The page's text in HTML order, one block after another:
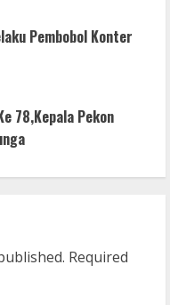
Pembobol Konter
78,Kepala Pekon
Required